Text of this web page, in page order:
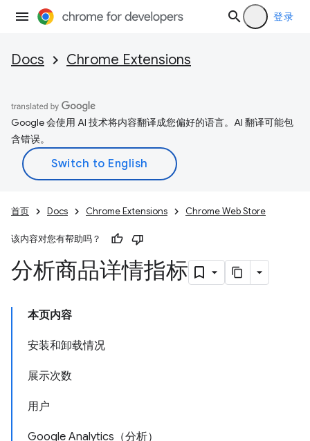
登录
Docs Chrome Extensions
Google 会使用 AI 技术将内容翻译成您偏好的语言。AI 翻译可能包
含错误。
首页 Docs Chrome Extensions Chrome Web Store
该内容对您有帮助吗？
分析商品详情指标
本页内容
安装和卸载情况
展示次数
用户
Google Analytics（分析）